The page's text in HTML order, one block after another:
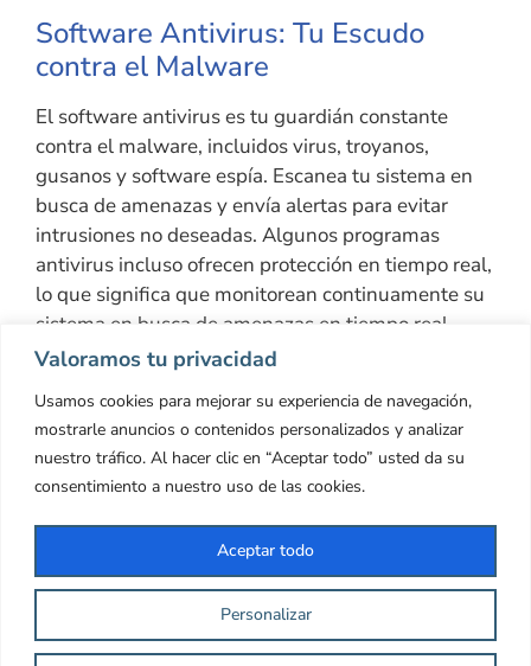
Valoramos tu privacidad
Usamos cookies para mejorar su experiencia de navegación,
mostrarle anuncios o contenidos personalizados y analizar
nuestro tráfico. Al hacer clic en “Aceptar todo” usted da su
consentimiento a nuestro uso de las cookies.
Personalizar
Aceptar todo
Software Antivirus: Tu Escudo
contra el Malware
El software antivirus es tu guardián constante
contra el malware, incluidos virus, troyanos,
gusanos y software espía. Escanea tu sistema en
busca de amenazas y envía alertas para evitar
intrusiones no deseadas. Algunos programas
antivirus incluso ofrecen protección en tiempo real,
lo que significa que monitorean continuamente su
sistema en busca de amenazas en tiempo real.
Consejos para Utilizar
Firewalls y Software Antivirus
Mantenlo activado y actualizado:Asegúrate
de que tu firewall y antivirus estén activados
y actualizados periódicamente. Las
actualizaciones contienen las definiciones de
amenazas más recientes para que su
software pueda identificarlo y protegerlo
contra las amenazas más recientes.